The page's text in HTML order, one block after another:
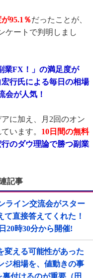
95.1％だったことが、
ケートで判明しまし
業FX！」の満足度が
行氏による毎日の相場
会が人気！
に加え、月2回のオン
います。 10日間の無料
行のダウ理論で勝つ副業
記事
ライン交流会がスター
て直接答えてくれた！
20時30分から開催!
変える可能性があった
ジ相場を、値動きの事